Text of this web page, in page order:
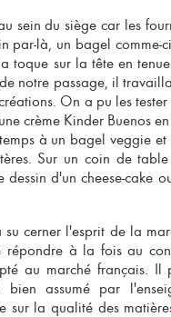
sein du siège car les
par-là, un bagel comme-
toque sur la tête en
notre passage, il
On a pu les
crème Kinder Buenos
à un bagel veggie
Sur un coin de
d'un cheese-cake
su cerner l'esprit de la
répondre à la fois au
au marché français. Il
bien assumé par
sur la qualité des